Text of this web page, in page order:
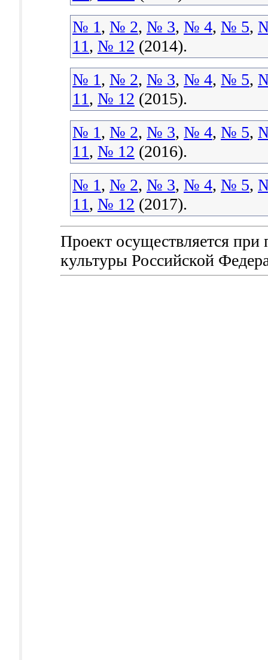
№ 1, № 2, № 3, № 4, № 5,
11, № 12 (2014).
№ 1, № 2, № 3, № 4, № 5,
11, № 12 (2015).
№ 1, № 2, № 3, № 4, № 5,
11, № 12 (2016).
№ 1, № 2, № 3, № 4, № 5,
11, № 12 (2017).
Проект осуществляется
культуры Российской